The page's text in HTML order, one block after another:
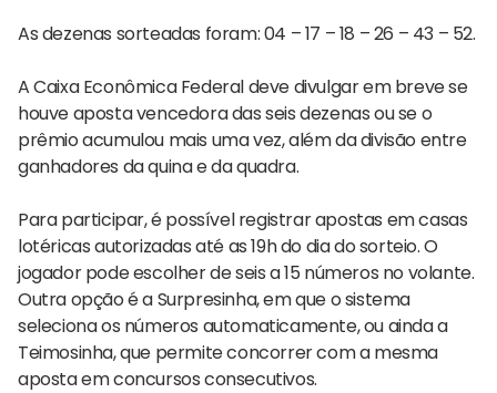
As dezenas sorteadas foram: 04 – 17 – 18 – 26 – 43 – 52.
A Caixa Econômica Federal deve divulgar em breve se
houve aposta vencedora das seis dezenas ou se o
prêmio acumulou mais uma vez, além da divisão entre
ganhadores da quina e da quadra.
Para participar, é possível registrar apostas em casas
lotéricas autorizadas até as 19h do dia do sorteio. O
jogador pode escolher de seis a 15 números no volante.
Outra opção é a Surpresinha, em que o sistema
seleciona os números automaticamente, ou ainda a
Teimosinha, que permite concorrer com a mesma
aposta em concursos consecutivos.